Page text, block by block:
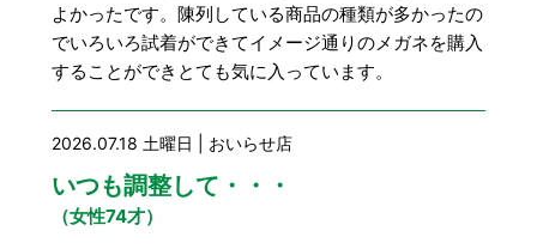
よかったです。陳列している商品の種類が多かったの
でいろいろ試着ができてイメージ通りのメガネを購入
することができとても気に入っています。
2026.07.18 土曜日 | おいらせ店
いつも調整して・・・
（女性74才）